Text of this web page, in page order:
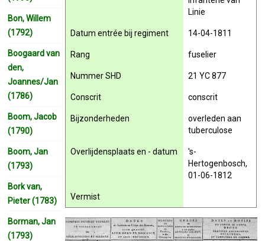
Linie
Datum entrée bij regiment 14-04-1811
Rang fuselier
Nummer SHD 21 YC 877
Conscrit conscrit
Bijzonderheden
overleden aan
tuberculose
Overlijdensplaats en - datum
's-
Hertogenbosch,
01-06-1812
Vermist
Bon, Willem
(1792)
Boogaard van
den,
Joannes/Jan
(1786)
Boom, Jacob
(1790)
Boom, Jan
(1793)
Bork van,
Pieter (1783)
Borman, Jan
(1793)